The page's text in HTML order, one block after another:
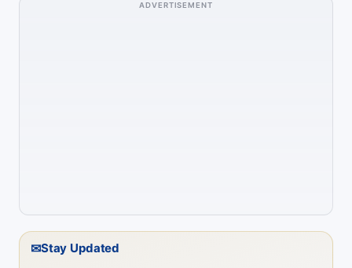
ADVERTISEMENT
✉Stay Updated